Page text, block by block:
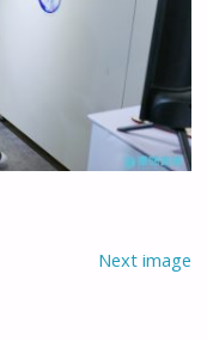
Next image